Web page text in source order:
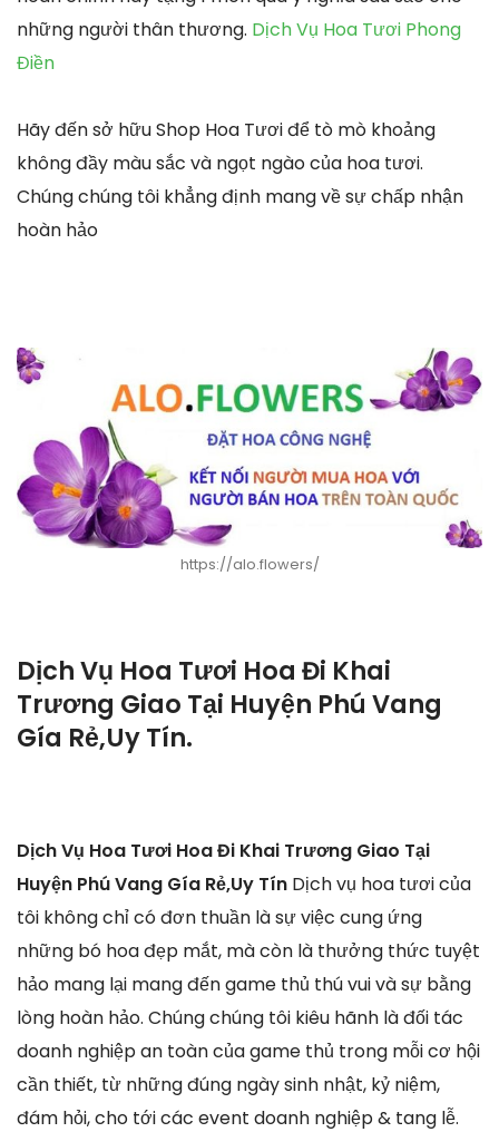
những người thân thương. Dịch Vụ Hoa Tươi Phong
Điền
Hãy đến sở hữu Shop Hoa Tươi để tò mò khoảng
không đầy màu sắc và ngọt ngào của hoa tươi.
Chúng chúng tôi khẳng định mang về sự chấp nhận
hoàn hảo
https://alo.flowers/
Dịch Vụ Hoa Tươi Hoa Đi Khai
Trương Giao Tại Huyện Phú Vang
Gía Rẻ,Uy Tín.
Dịch Vụ Hoa Tươi Hoa Đi Khai Trương Giao Tại
Huyện Phú Vang Gía Rẻ,Uy Tín Dịch vụ hoa tươi của
tôi không chỉ có đơn thuần là sự việc cung ứng
những bó hoa đẹp mắt, mà còn là thưởng thức tuyệt
hảo mang lại mang đến game thủ thú vui và sự bằng
lòng hoàn hảo. Chúng chúng tôi kiêu hãnh là đối tác
doanh nghiệp an toàn của game thủ trong mỗi cơ hội
cần thiết, từ những đúng ngày sinh nhật, kỷ niệm,
đám hỏi, cho tới các event doanh nghiệp & tang lễ.